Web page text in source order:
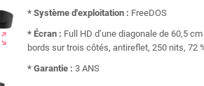
* Système d'exploitation : FreeDOS
* Écran : Full HD d’une diagonale de 60,5
bords sur trois côtés, antireflet, 250 nits, 72
* Garantie : 3 ANS